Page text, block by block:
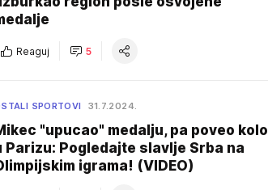
Reaguj 5
SPORTOVI 31.7.2024.
"upucao" medalju, pa poveo kolo
Parizu: Pogledajte slavlje Srba na
igrama! (VIDEO)